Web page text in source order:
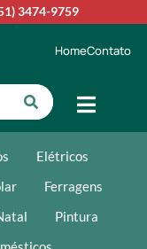
3474-9759
HomeContato
Elétricos
Ferragens
Pintura